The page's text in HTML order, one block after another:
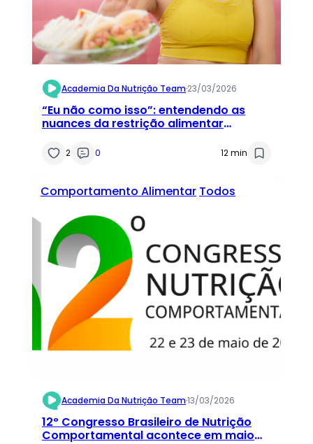
Academia Da Nutrição Team·23/03/2026
“Eu não como isso”: entendendo as
nuances da restrição alimentar
2 0 12 min
Comportamento Alimentar Todos
Academia Da Nutrição Team·13/03/2026
12º Congresso Brasileiro de Nutrição
Comportamental acontece em maio